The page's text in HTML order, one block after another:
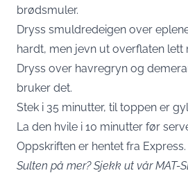
brødsmuler.
Dryss smuldredeigen over
hardt, men jevn ut overflaten lett
Dryss over havregryn og
bruker det.
Stek i 35 minutter, til toppen er
La den hvile i 10 minutter før
Oppskriften er hentet fra Express.
Sulten på mer? Sjekk ut vårMAT-